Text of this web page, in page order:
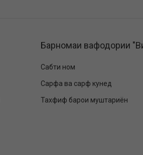
Барномаи вафодории
Сабти ном
Сарфа ва сарф кунед
Тахфиф барои муштариён